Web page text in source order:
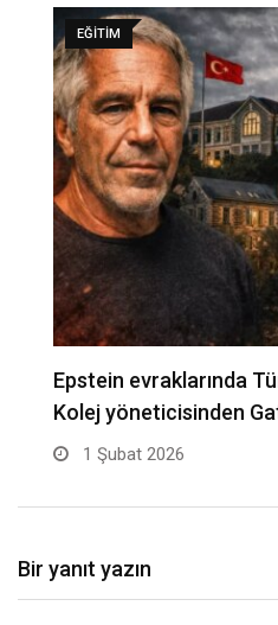
EĞITIM
Epstein evraklarında
Kolej yöneticisinden
1 Şubat 2026
Bir yanıt yazın